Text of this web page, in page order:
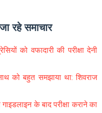
रहे समाचार
को वफादारी की परीक्षा देनी
को बहुत समझाया था: शिवराज
के बाद परीक्षा कराने का